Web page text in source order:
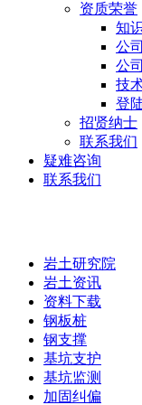
资质荣誉
知
公
公
技
登
招贤纳士
联系我们
疑难咨询
联系我们
岩土研究院
岩土资讯
资料下载
钢板桩
钢支撑
基坑支护
基坑监测
加固纠偏